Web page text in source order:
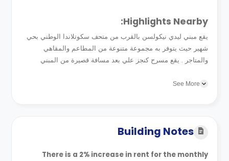
Highlights Nearby:
يقع مبني ليدي نيكولسن بالقرب من متحف سكوتلاندا الوطني بحي
شهير حيث يتوفر به مجموعة متنوعة من المطاعم والمقاهي
والمتاجر . يقع مسرح كنجز علي بعد مسافة قصيرة من المبني
See More
Building Notes
There is a 2% increase in rent for the monthly